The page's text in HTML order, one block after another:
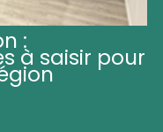
:
à saisir pour